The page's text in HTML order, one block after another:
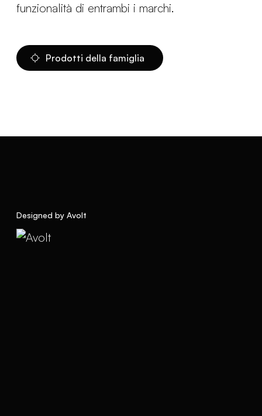
funzionalità di entrambi i marchi.
Prodotti della famiglia
Designed by Avolt